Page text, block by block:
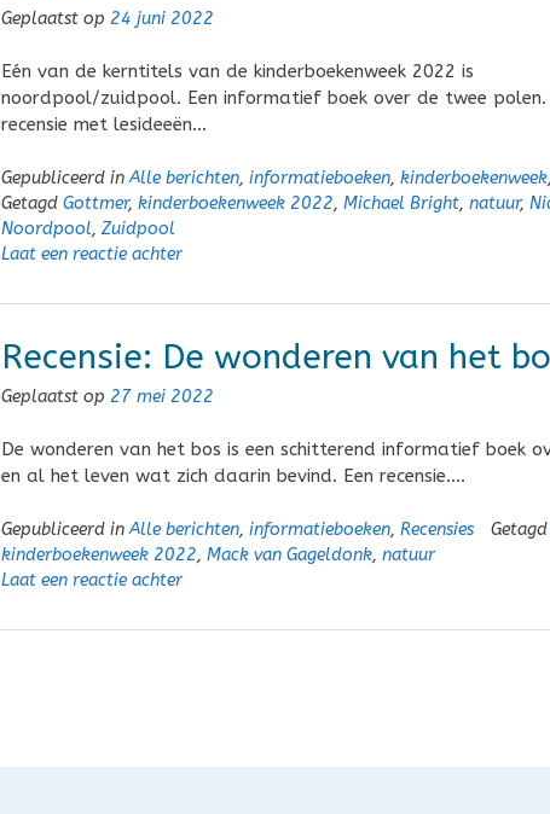
Geplaatst op 24 juni 2022
Eén van de kerntitels van de kinderboekenweek 2022 is
noordpool/zuidpool. Een informatief boek over de twee polen.
recensie met lesideeën…
Gepubliceerd inAlle berichten, informatieboeken, kinderboekenweek,
Getagd Gottmer, kinderboekenweek 2022, Michael Bright, natuur,
Noordpool, Zuidpool
Laat een reactie achter
Recensie: De wonderen van het
Geplaatst op 27 mei 2022
De wonderen van het bos is een schitterend informatief boek
en al het leven wat zich daarin bevind. Een recensie….
Gepubliceerd inAlle berichten, informatieboeken, Recensies Getagd
kinderboekenweek 2022, Mack van Gageldonk, natuur
Laat een reactie achter